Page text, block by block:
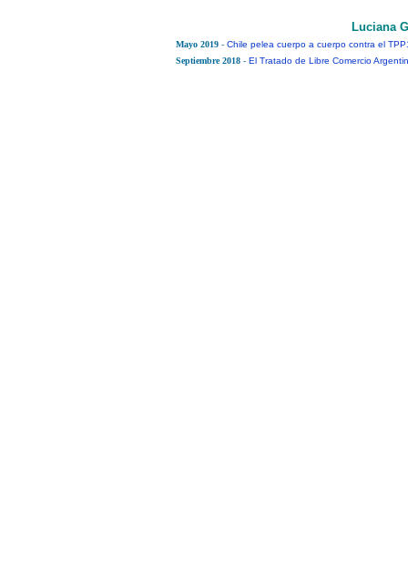
Luciana
Mayo 2019 - Chile pelea cuerpo a cuerpo contra el
Septiembre 2018 - El Tratado de Libre Comercio